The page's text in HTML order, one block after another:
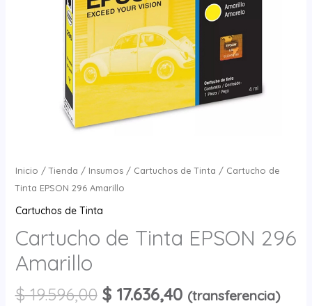
Inicio /Tienda / Insumos/ Cartuchos de Tinta / Cartucho de
Tinta EPSON 296 Amarillo
Cartuchos de Tinta
Cartucho de Tinta EPSON 296
Amarillo
$19.596,00 $17.636,40 (transferencia)